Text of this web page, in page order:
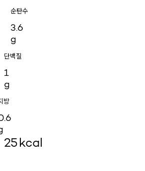
순탄수
3.6
g
단백질
1
g
방
25kcal